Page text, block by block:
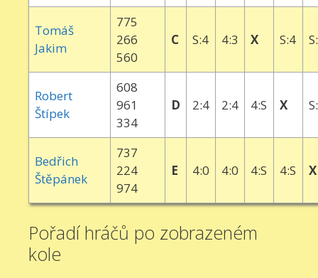
Tomáš
Jakim
775
266
560
C S:4 4:3 X S:4
Robert
Štípek
608
961
334
D 2:4 2:4 4:S X
Bedřich
Štěpánek
737
224
974
E 4:0 4:0 4:S 4:S X
Pořadí hráčů po zobrazeném
kole